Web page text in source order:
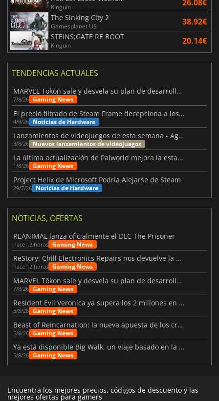
Kinguin 26.08€
The Sinking City 2
Gamesplanet US 38.92€
STEINS;GATE RE BOOT
Kinguin 20.14€
TENDENCIAS ACTUALES
MARVEL Tōkon sale y desvela su plan de desarrollo para el primer año
7/8/26 Gaming News
El precio filtrado de Steam Frame decepciona a los usuarios
4/8/26 Noticias de Hardware
Lanzamientos de videojuegos de esta semana - Agosto de 2026 (semana 32)
3/8/26 Nuevos lanzamientos de videojuegos
La última actualización de Palworld mejora la estabilidad
1/8/26 Gaming News
Project Helix de Microsoft Podría Alejarse de Steam
29/7/26 Noticias de Hardware
NOTICIAS, OFERTAS
REANIMAL lanza oficialmente el DLC The Prisoner
hace 12 horas Gaming News
ReStory: Chill Electronics Repairs nos devuelve la nostalgia de los 2000
hace 12 horas Gaming News
MARVEL Tōkon sale y desvela su plan de desarrollo para el primer año
7/8/26 Gaming News
Resident Evil Veronica ya supera los 2 millones en listas de deseados
5/8/26 Gaming News
Beast of Reincarnation: la nueva apuesta de los creadores de Pokémon
5/8/26 Gaming News
Ya está disponible Big Walk, un viaje basado en la amistad
5/8/26 Gaming News
Encuentra los mejores precios, códigos de descuento y las
mejores ofertas para gamers